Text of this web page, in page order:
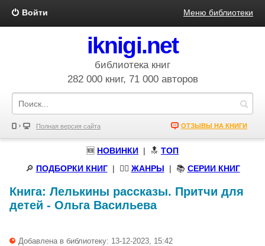
Войти Меню библиотеки
iknigi.net
библиотека книг
282 000 книг, 71 000 авторов
Полная версия сайта ОТЗЫВЫ НА КНИГИ
🆕 НОВИНКИ | 🔝 ТОП
🔎 ПОДБОРКИ КНИГ| 🧝‍♀️ ЖАНРЫ | 📚 СЕРИИ КНИГ
Книга: Лелькины рассказы. Притчи для
детей - Ольга Васильева
Добавлена в библиотеку: 13-12-2023, 15:42